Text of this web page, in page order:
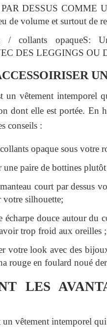
DESSUS COMME
de volume et surtout de
/ collants opaqueS:
DES LEGGINGS OU
un vêtement intemporel
dont elle est portée. En
conseils :
opaque sous votre
paire de bottines
court par dessus
votre silhouette;
écharpe douce autour du
trop froid aux oreilles ;
votre look avec des
rouge en foulard noué
LES
un vêtement intemporel